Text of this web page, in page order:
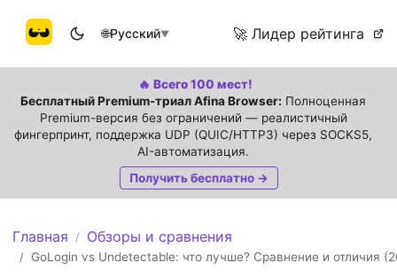
🌐Русский▼ 🚀 Лидер рейтинга
🔥 Всего 100 мест!
Бесплатный Premium-триал Afina Browser: Полноценная
Premium-версия без ограничений — реалистичный
фингерпринт, поддержка UDP (QUIC/HTTP3) через SOCKS5,
AI-автоматизация.
Получить бесплатно →
Главная / Обзоры и сравнения
/ GoLogin vs Undetectable: что лучше? Сравнение и отличия